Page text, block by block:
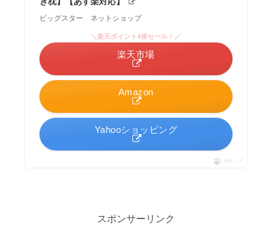
ビッグスター ネットショップ
Amazon
＼楽天ポイント4倍セール！／
楽天市場
Yahooショッピング
ポチップ
スポンサーリンク